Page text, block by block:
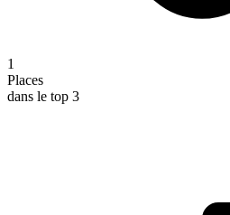
1
Places
dans le top 3